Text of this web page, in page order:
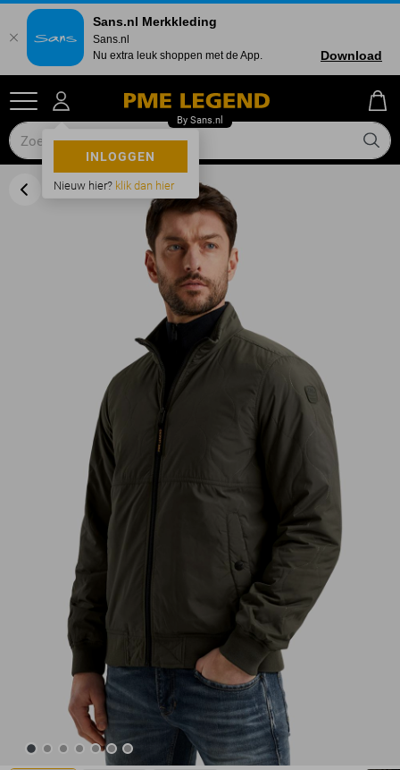
INLOGGEN
Nieuw hier? klik dan hier
Sans.nl Merkkleding
Sans.nl
Nu extra leuk shoppen met de App.
Download